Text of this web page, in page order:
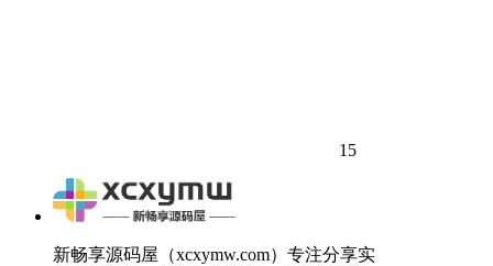
15
新畅享源码屋（xcxymw.com）专注分享实